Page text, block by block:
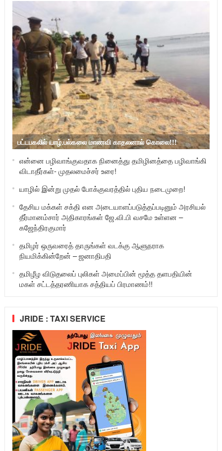
பட்டபகலில் யாழ்.பல்கலை மாணவி காதலனால் கொலை!!!
என்னை பழிவாங்குவதாக நினைத்து தமிழினத்தை பழிவாங்கி
விடாதீர்கள்- முதலமைச்சர் உரை!
யாழில் இன்று முதல் போக்குவரத்தில் புதிய நடைமுறை!
தேசிய மக்கள் சக்தி என அடையாளப்படுத்தப்படினும் அரசியல்
தீர்மானம்சார் அதிகாரங்கள் ஜே.வி.பி வசமே உள்ளன –
கஜேந்திரகுமார்
தமிழர் ஒருவரைத் தாருங்கள் வடக்கு ஆளுநராக
நியமிக்கின்றேன் – ஜனாதிபதி
தமிழீழ விடுதலைப் புலிகள் அமைப்பின் மூத்த தளபதியின்
மகள் சட்டத்தரணியாக சத்தியப் பிரமாணம்!!
JRIDE : TAXI SERVICE